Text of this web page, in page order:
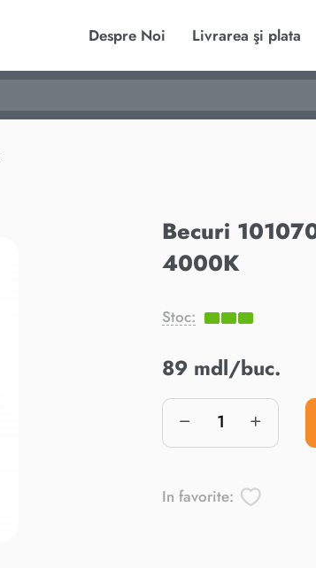
Despre Noi Livrarea şi plata
Becuri
4000K
Stoc:
89 mdl/buc.
In favorite: